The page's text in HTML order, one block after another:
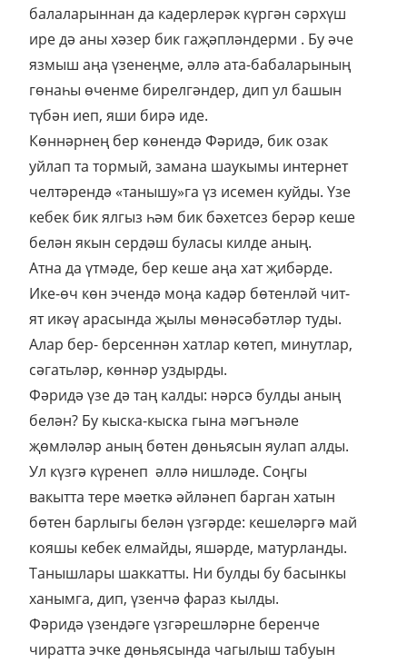
балаларыннан да кадерлерәк күргән сәрхүш
ире дә аны хәзер бик гаҗәпләндерми . Бу әче
язмыш аңа үзенеңме, әллә ата-бабаларының
гөнаһы өченме бирелгәндер, дип ул башын
түбән иеп, яши бирә иде.
Көннәрнең бер көнендә Фәридә, бик озак
уйлап та тормый, замана шаукымы интернет
челтәрендә «танышу»га үз исемен куйды. Үзе
кебек бик ялгыз һәм бик бәхетсез берәр кеше
белән якын сердәш буласы килде аның.
Атна да үтмәде, бер кеше аңа хат җибәрде.
Ике-өч көн эчендә моңа кадәр бөтенләй чит-
ят икәү арасында җылы мөнәсәбәтләр туды.
Алар бер- берсеннән хатлар көтеп, минутлар,
сәгатьләр, көннәр уздырды.
Фәридә үзе дә таң калды: нәрсә булды аның
белән? Бу кыска-кыска гына мәгънәле
җөмләләр аның бөтен дөньясын яулап алды.
Ул күзгә күренеп әллә нишләде. Соңгы
вакытта тере мәеткә әйләнеп барган хатын
бөтен барлыгы белән үзгәрде: кешеләргә май
кояшы кебек елмайды, яшәрде, матурланды.
Танышлары шаккатты. Ни булды бу басынкы
ханымга, дип, үзенчә фараз кылды.
Фәридә үзендәге үзгәрешләрне беренче
чиратта эчке дөньясында чагылыш табуын